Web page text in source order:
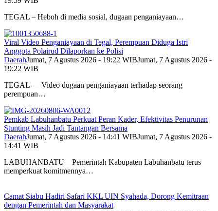
TEGAL – Heboh di media sosial, dugaan penganiayaan…
Viral Video Penganiayaan di Tegal, Perempuan Diduga Istri
Anggota Polairud Dilaporkan ke Polisi
DaerahJumat, 7 Agustus 2026 - 19:22 WIBJumat, 7 Agustus 2026 -
19:22 WIB
TEGAL — Video dugaan penganiayaan terhadap seorang
perempuan…
Pemkab Labuhanbatu Perkuat Peran Kader, Efektivitas Penurunan
Stunting Masih Jadi Tantangan Bersama
DaerahJumat, 7 Agustus 2026 - 14:41 WIBJumat, 7 Agustus 2026 -
14:41 WIB
LABUHANBATU – Pemerintah Kabupaten Labuhanbatu terus
memperkuat komitmennya…
Camat Siabu Hadiri Safari KKL UIN Syahada, Dorong Kemitraan
dengan Pemerintah dan Masyarakat